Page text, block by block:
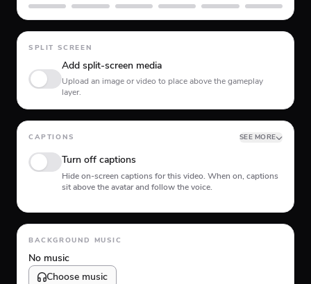
GTA 5 Minecraft Planet CoasterRoblox Skate Subway Surfer
SPLIT SCREEN
Add split-screen media
Upload an image or video to place above the gameplay
layer.
CAPTIONS SEE MORE
Turn off captions
Hide on-screen captions for this video. When on, captions
sit above the avatar and follow the voice.
Animation type
BACKGROUND MUSIC
No music
Choose music